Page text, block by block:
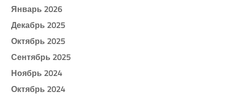
Январь 2026
Декабрь 2025
Октябрь 2025
Сентябрь 2025
Ноябрь 2024
Октябрь 2024